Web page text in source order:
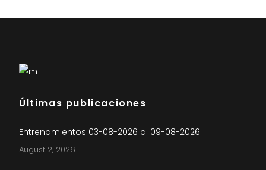
Últimas publicaciones
Entrenamientos 03-08-2026 al 09-08-2026
August 2, 2026